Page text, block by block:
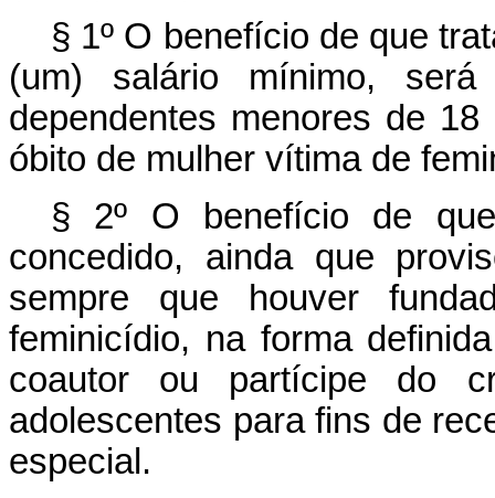
§ 1º O benefício de que
(um) salário mínimo,
dependentes menores de
óbito de mulher vítima de
§ 2º O benefício de
concedido, ainda que
sempre que houver
feminicídio, na forma
coautor ou partícipe do
adolescentes para fins de
especial.